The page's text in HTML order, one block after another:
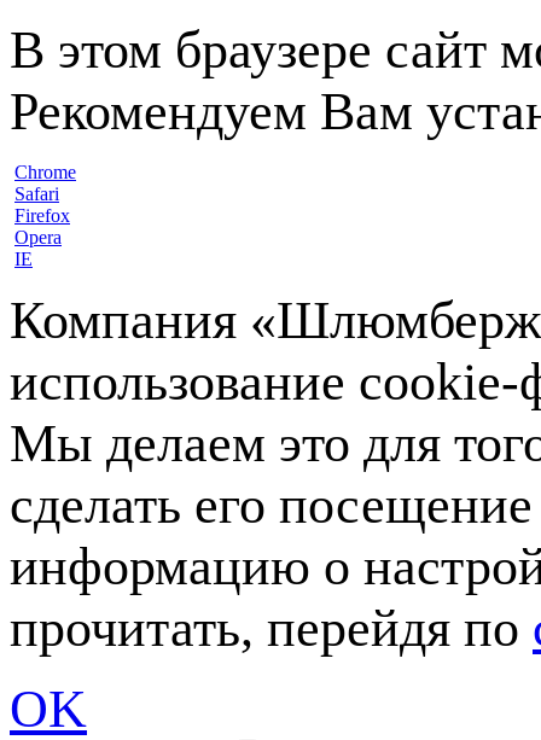
В этом браузере сайт
Рекомендуем Вам
Chrome
Safari
Firefox
Opera
IE
Компания
использование
Мы делаем это для
сделать его
информацию о
прочитать, перейдя по
OK